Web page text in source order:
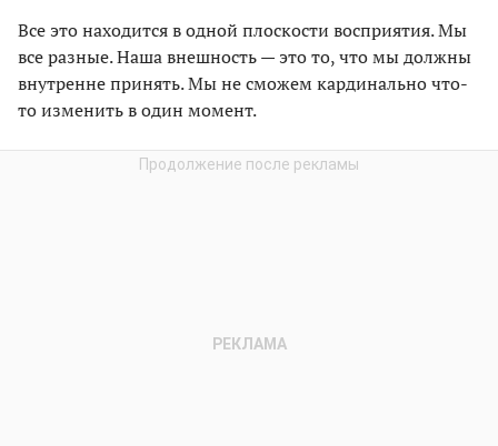
Все это находится в одной плоскости восприятия. Мы
все разные. Наша внешность — это то, что мы должны
внутренне принять. Мы не сможем кардинально что-
то изменить в один момент.